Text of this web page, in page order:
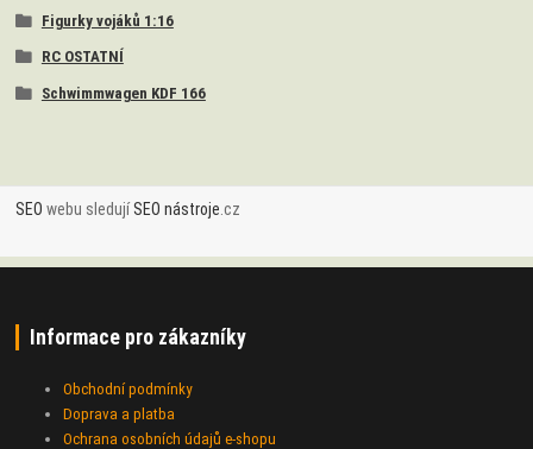
Figurky vojáků 1:16
RC OSTATNÍ
Schwimmwagen KDF 166
SEO webu sledujíSEO nástroje .cz
Informace pro zákazníky
Obchodní podmínky
Doprava a platba
Ochrana osobních údajů e-shopu